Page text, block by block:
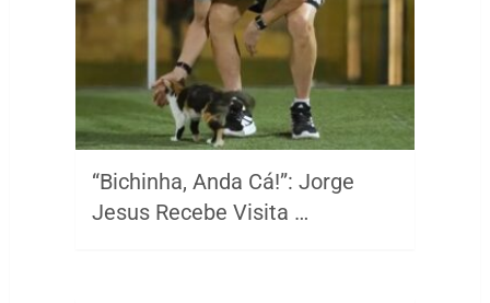
“Bichinha, Anda Cá!”: Jorge
Jesus Recebe Visita …